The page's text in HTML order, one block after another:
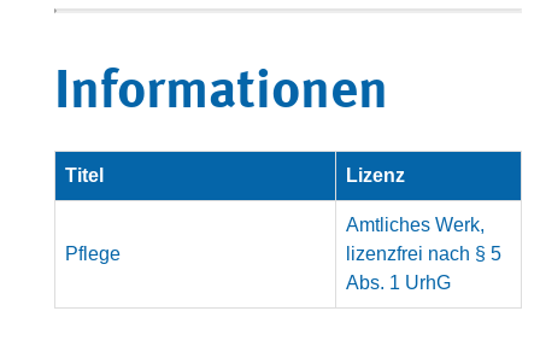
Informationen
Titel Lizenz
Pflege
Amtliches Werk,
lizenzfrei nach § 5
Abs. 1 UrhG